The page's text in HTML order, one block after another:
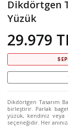
Dikdörtgen
Yüzük
29.979
Dikdörtgen Tasarım
birleştirir. Parlak
yüzük, kendiniz
seçeneğidir. Her